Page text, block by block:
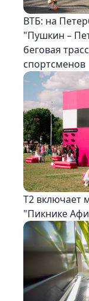
ВТБ: на
"Пушкин –
беговая
спортсменов
Т2 включает
"Пикнике